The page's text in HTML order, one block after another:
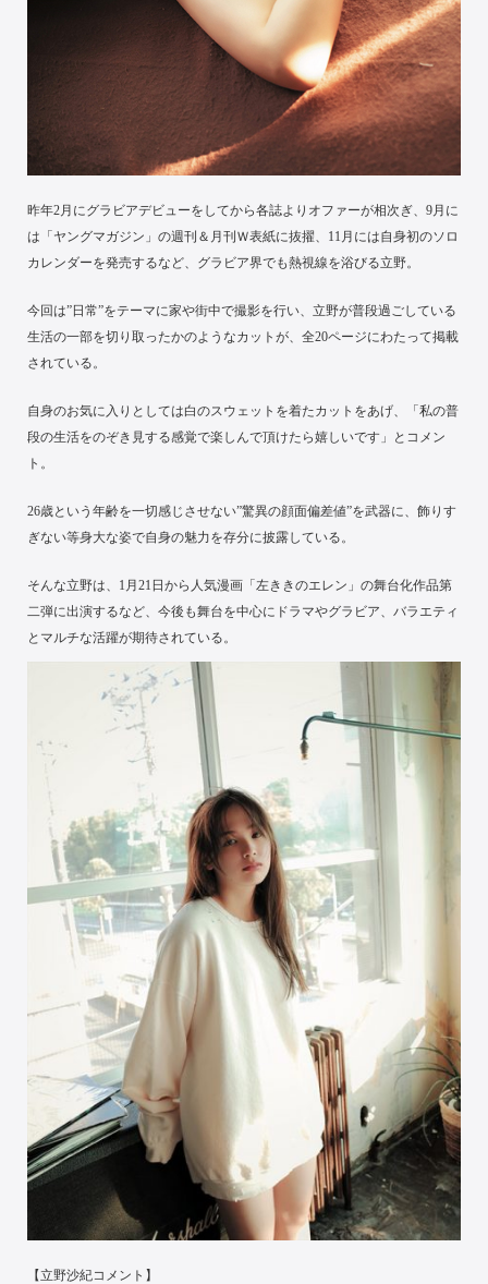
昨年2月にグラビアデビューをしてから各誌よりオファーが相次ぎ、9月に
は「ヤングマガジン」の週刊＆月刊Ｗ表紙に抜擢、11月には自身初のソロ
カレンダーを発売するなど、グラビア界でも熱視線を浴びる立野。
今回は”日常”をテーマに家や街中で撮影を行い、立野が普段過ごしている
生活の一部を切り取ったかのようなカットが、全20ページにわたって掲載
されている。
自身のお気に入りとしては白のスウェットを着たカットをあげ、「私の普
段の生活をのぞき見する感覚で楽しんで頂けたら嬉しいです」とコメン
ト。
26歳という年齢を一切感じさせない”驚異の顔面偏差値”を武器に、飾りす
ぎない等身大な姿で自身の魅力を存分に披露している。
そんな立野は、1月21日から人気漫画「左ききのエレン」の舞台化作品第
二弾に出演するなど、今後も舞台を中心にドラマやグラビア、バラエティ
とマルチな活躍が期待されている。
【立野沙紀コメント】